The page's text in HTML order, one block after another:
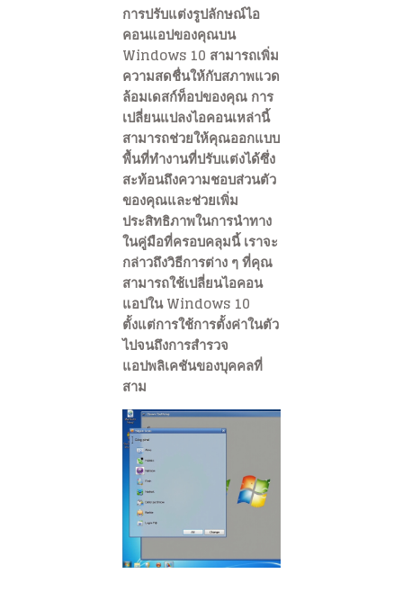
การปรับแต่งรูปลักษณ์ไอ
คอนแอปของคุณบน
Windows 10 สามารถเพิ่ม
ความสดชื่นให้กับสภาพแวด
ล้อมเดสก์ท็อปของคุณ การ
เปลี่ยนแปลงไอคอนเหล่านี้
สามารถช่วยให้คุณออกแบบ
พื้นที่ทำงานที่ปรับแต่งได้ซึ่ง
สะท้อนถึงความชอบส่วนตัว
ของคุณและช่วยเพิ่ม
ประสิทธิภาพในการนำทาง
ในคู่มือที่ครอบคลุมนี้ เราจะ
กล่าวถึงวิธีการต่าง ๆ ที่คุณ
สามารถใช้เปลี่ยนไอคอน
แอปใน Windows 10
ตั้งแต่การใช้การตั้งค่าในตัว
ไปจนถึงการสำรวจ
แอปพลิเคชันของบุคคลที่
สาม